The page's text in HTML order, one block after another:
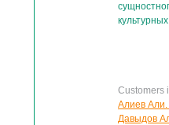
Customers
Алиев Али.
Давыдов